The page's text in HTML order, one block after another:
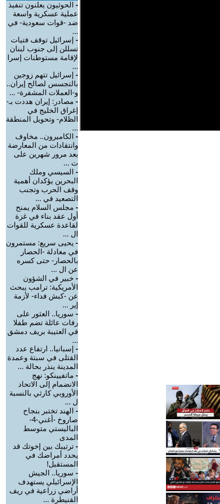
- الحوثيون يعلنون تنفيذ
عملية عسكرية واسعة
ضد -قوات سعودية- في
...
- إسرائيل توقف فتيات
تسللن إلى جنوب لبنان
لإقامة مستوطنات إسرا
...
- إسرائيل تتهم زوجين
بالتجسس لصالح إيران..
و-العملات المشفرة- ...
- مصادر: إيران هددت بـ-
إغراق الخليج في
الظلام- وتحويل المنطقة
...
- الكاميرون.. مخاوف
وانتقادات من المعارضة
بعد مرور شهرين على
ت ...
- السيسي وملك
البحرين يؤكدان أهمية
وقف الحرب وتجنب
التصعيد في ...
- مجلس السلام يمنح
أول عقد بناء في غزة
لقاعدة عسكرية للقوات
ال ...
- يحيى سريع: مستمرون
في معادلة -الحصار
بالحصار- حتى كسره
عن ال ...
- خبير في الشؤون
الأمريكية: ترامب يبحث
عن -كبش فداء- لأزمة
إير ...
- سوريا.. العثور على
رفات عائلة تضم طفلا
في العتيبة بريف دمشق
...
- إسبانيا.. ارتفاع عدد
القتلى في سبتة وعمدة
المدينة ينذر بحالة ...
- ماتفيينكو: نهج
الانضمام إلى الاتحاد
الأوروبي كارثي بالنسبة
ل ...
- الهند تختبر بنجاح
صاروخ -أغني-4-
الباليستي متوسط
المدى
- ترتيبك بين إخوتك قد
يحدد أمراضك في
المستقبل!
- سوريا.. الجيش
الإسرائيلي يستهدف
أراضي زراعية في ريف
القنيطرة ...